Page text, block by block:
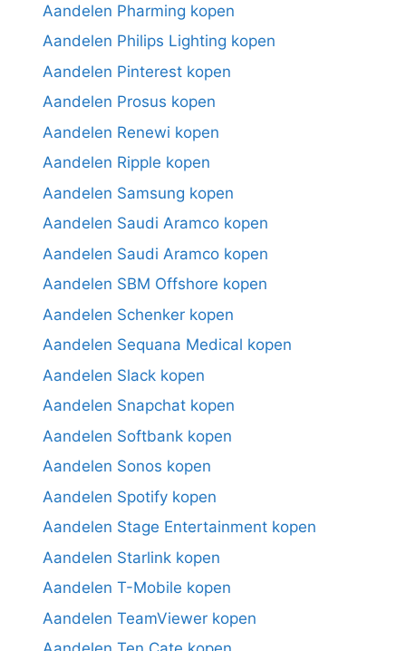
Aandelen Pharming kopen
Aandelen Philips Lighting kopen
Aandelen Pinterest kopen
Aandelen Prosus kopen
Aandelen Renewi kopen
Aandelen Ripple kopen
Aandelen Samsung kopen
Aandelen Saudi Aramco kopen
Aandelen Saudi Aramco kopen
Aandelen SBM Offshore kopen
Aandelen Schenker kopen
Aandelen Sequana Medical kopen
Aandelen Slack kopen
Aandelen Snapchat kopen
Aandelen Softbank kopen
Aandelen Sonos kopen
Aandelen Spotify kopen
Aandelen Stage Entertainment kopen
Aandelen Starlink kopen
Aandelen T-Mobile kopen
Aandelen TeamViewer kopen